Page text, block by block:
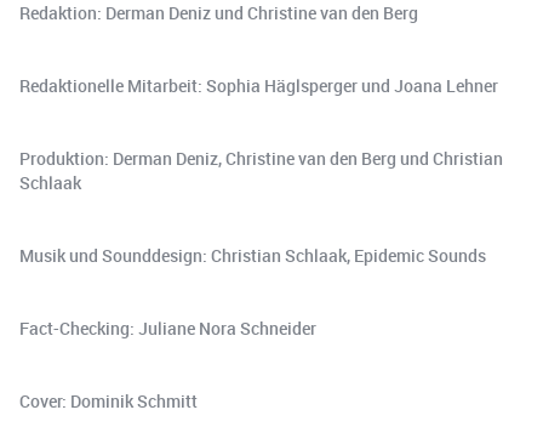
Redaktion: Derman Deniz und Christine van den Berg
Redaktionelle Mitarbeit: Sophia Häglsperger und Joana Lehner
Produktion: Derman Deniz, Christine van den Berg und Christian
Schlaak
Musik und Sounddesign: Christian Schlaak, Epidemic Sounds
Fact-Checking: Juliane Nora Schneider
Cover: Dominik Schmitt